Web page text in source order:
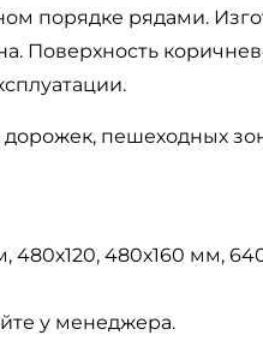
порядке рядами.
Поверхность
пешеходных
480х120, 480х160 мм,
у менеджера.